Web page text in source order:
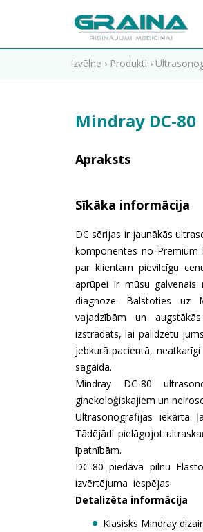
Izvēlne › Produkti ›
Mindray DC-80
Apraksts
Sīkāka informācija
DC sērijas ir jaunākās
komponentes no Premium
par klientam pievilcīgu
aprūpei ir mūsu galvenais
diagnoze. Balstoties uz
vajadzībām un
izstrādāts, lai palīdzētu
jebkurā pacientā,
sagaida.
Mindray DC-80
ginekoloģiskajiem un
Ultrasonogrāfijas iekārta
Tādējādi pielāgojot
īpatnībām.
DC-80 piedāvā pilnu
izvērtējuma iespējas.
Detalizēta informācija
Klasisks Mindray